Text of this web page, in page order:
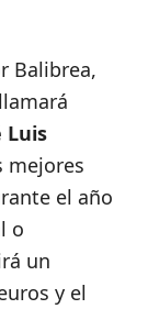
Balibrea,
Luis
mejores
el año
o
un
y el